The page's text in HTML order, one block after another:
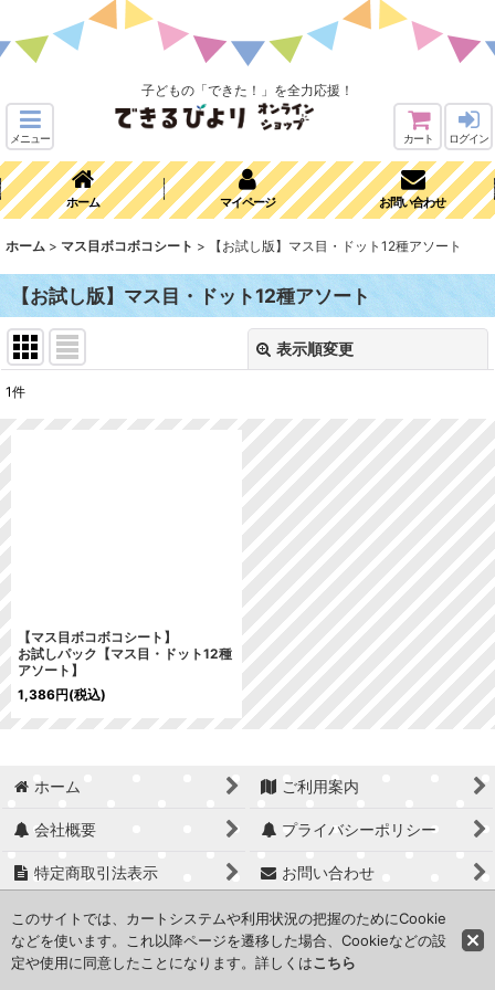
子どもの「できた！」を全力応援！
メニュー カート ログイン
ホーム マイページ お問い合わせ
ホーム > マス目ボコボコシート > 【お試し版】マス目・ドット12種アソート
【お試し版】マス目・ドット12種アソート
表示順変更
1件
【マス目ボコボコシート】
お試しパック【マス目・ドット12種
アソート】
1,386円(税込)
ホーム ご利用案内
会社概要 プライバシーポリシー
特定商取引法表示 お問い合わせ
ログイン マイページ
Copyright © Office Sunny Co.,Ltd.
このサイトでは、カートシステムや利用状況の把握のためにCookie
などを使います。これ以降ページを遷移した場合、Cookieなどの設
定や使用に同意したことになります。詳しくはこちら